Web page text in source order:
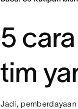
5
tim
Jadi,